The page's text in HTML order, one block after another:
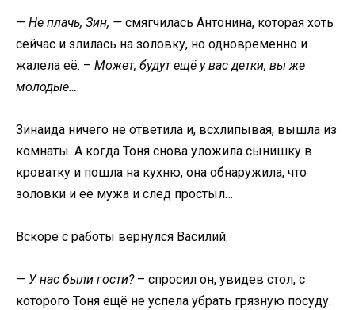
— Не плачь, Зин, — смягчилась Антонина, которая хоть
сейчас и злилась на золовку, но одновременно и
жалела её. – Может, будут ещё у вас детки, вы же
молодые…
Зинаида ничего не ответила и, всхлипывая, вышла из
комнаты. А когда Тоня снова уложила сынишку в
кроватку и пошла на кухню, она обнаружила, что
золовки и её мужа и след простыл…
Вскоре с работы вернулся Василий.
— У нас были гости?– спросил он, увидев стол, с
которого Тоня ещё не успела убрать грязную посуду.